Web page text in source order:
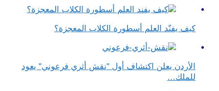
كيف يفنّد العلم أسطورة الكلاب المعجزة؟
الأردن يعلن اكتشاف أول "نقش أثري فرعوني" يعود
للملك…